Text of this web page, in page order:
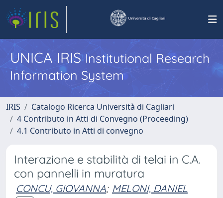
UNICA IRISInstitutional Research
Information System
IRIS
Catalogo Ricerca Università di Cagliari
4 Contributo in Atti di Convegno (Proceeding)
4.1 Contributo in Atti di convegno
Interazione e stabilità di telai in C.A.
con pannelli in muratura
CONCU, GIOVANNA; MELONI, DANIEL